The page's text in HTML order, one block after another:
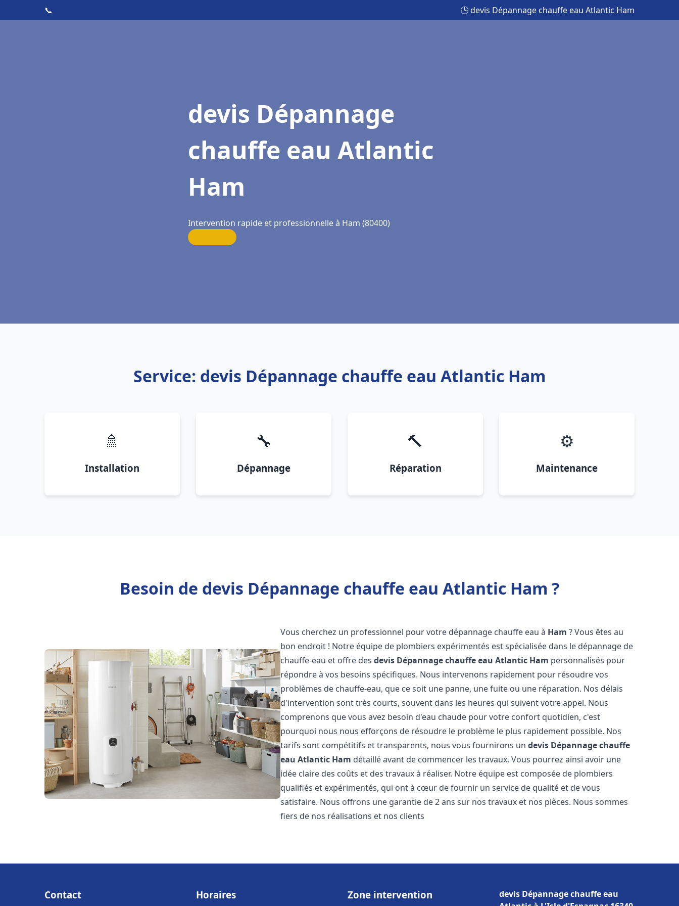
📞 🕒 devis Dépannage chauffe eau Atlantic Ham
devis Dépannage
chauffe eau Atlantic
Ham
Intervention rapide et professionnelle à Ham (80400)
Service: devis Dépannage chauffe eau Atlantic Ham
🚿
Installation
🔧
Dépannage
🔨
Réparation
⚙️
Maintenance
Besoin de devis Dépannage chauffe eau Atlantic Ham ?
Vous cherchez un professionnel pour votre dépannage chauffe eau à Ham ? Vous êtes au
bon endroit ! Notre équipe de plombiers expérimentés est spécialisée dans le dépannage de
chauffe-eau et offre desdevis Dépannage chauffe eau Atlantic Ham personnalisés pour
répondre à vos besoins spécifiques. Nous intervenons rapidement pour résoudre vos
problèmes de chauffe-eau, que ce soit une panne, une fuite ou une réparation. Nos délais
d'intervention sont très courts, souvent dans les heures qui suivent votre appel. Nous
comprenons que vous avez besoin d'eau chaude pour votre confort quotidien, c'est
pourquoi nous nous efforçons de résoudre le problème le plus rapidement possible. Nos
tarifs sont compétitifs et transparents, nous vous fournirons undevis Dépannage chauffe
eau Atlantic Ham détaillé avant de commencer les travaux. Vous pourrez ainsi avoir une
idée claire des coûts et des travaux à réaliser. Notre équipe est composée de plombiers
qualifiés et expérimentés, qui ont à cœur de fournir un service de qualité et de vous
satisfaire. Nous offrons une garantie de 2 ans sur nos travaux et nos pièces. Nous sommes
fiers de nos réalisations et nos clients
Contact Horaires Zone intervention
devis Dépannage chauffe eau